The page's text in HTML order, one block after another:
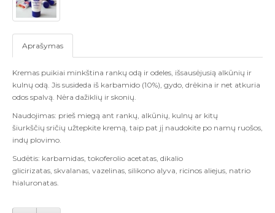
Aprašymas
Kremas puikiai minkština rankų odą ir odeles, išsausėjusią alkūnių ir
kulnų odą. Jis susideda iš karbamido (10%), gydo, drėkina ir net atkuria
odos spalvą. Nėra dažiklių ir skonių.
Naudojimas: prieš miegą ant rankų, alkūnių, kulnų ar kitų
šiurkščių sričių užtepkite kremą, taip pat jį naudokite po namų ruošos,
indų plovimo.
Sudėtis: karbamidas, tokoferolio acetatas, dikalio
glicirizatas, skvalanas, vazelinas, silikono alyva, ricinos aliejus, natrio
hialuronatas.